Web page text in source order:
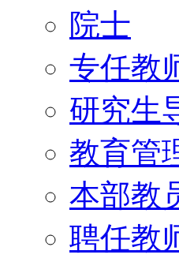
院士
专任教
研究生
教育管
本部教
聘任教